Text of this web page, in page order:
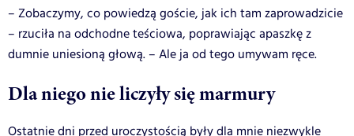
– Zobaczymy, co powiedzą goście, jak ich tam zaprowadzicie
– rzuciła na odchodne teściowa, poprawiając apaszkę z
dumnie uniesioną głową. – Ale ja od tego umywam ręce.
Dla niego nie liczyły się marmury
Ostatnie dni przed uroczystością były dla mnie niezwykle